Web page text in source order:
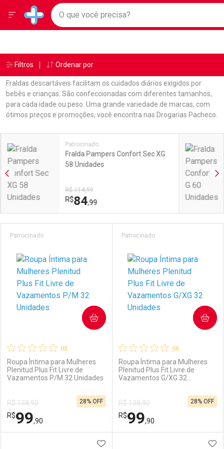
Drogarias Pacheco
Baixe nosso APP e aproveite Ofertas Exclusivas!
Ir direto para a home
pela página
Ir direto para o conteúdo
Ir direto para a busca
Ir direto para a ajuda
Ir direto para a notificações
Ir direto para o carrinho
Ir direto para o menu
Faça a sua busca
O que você precisa?
Menu
Breadcrumb
Drogarias Pacheco Fraldas
Fraldas descartáveis facilitam os cuidados diários exigidos por
bebês e crianças. São confeccionadas com diferentes tamanhos,
para cada idade ou peso. Uma grande variedade de marcas, com
ótimos preços e promoções, você encontra nas Drogarias Pacheco.
Linkagens Internas em Destaque
Promoções em Destaque
Imagem Anterior
Patrocinado
Fralda Pampers Confort Sec XG
58 Unidades
R$ 114,99
R$84,99
Prateleira
(0)
Roupa Íntima para Mulheres
Plenitud Plus Fit Livre de
Vazamentos P/M 32 Unidades
Patrocinado
R$ 138,90
R$99,90
28% OFF
COMPRAR
(0)
Roupa Íntima para Mulheres
Plenitud Plus Fit Livre de
Vazamentos G/XG 32
Patrocinado
R$ 138,90
R$99,90
28% OFF
COMPRAR
ADICIONAR AOS FAVORITOS
Âncoras
Filtros Ordenar por